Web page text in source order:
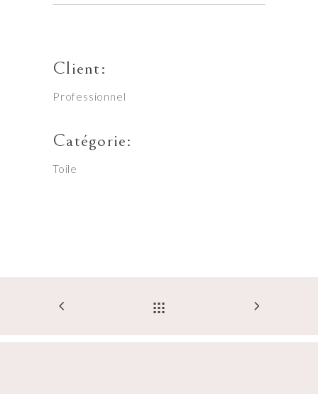
Client:
Professionnel
Catégorie:
Toile